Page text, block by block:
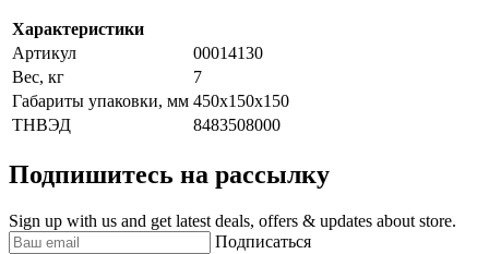
Характеристики
Артикул
00014130
Вес, кг
7
Габариты упаковки, мм 450х150х150
ТНВЭД
8483508000
Подпишитесь на рассылку
Sign up with us and get latest deals, offers & updates about store.
Подписаться